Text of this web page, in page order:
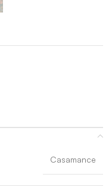
Casamance